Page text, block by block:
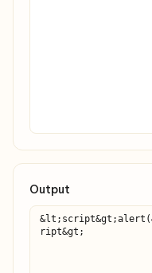
Output
ript&gt;